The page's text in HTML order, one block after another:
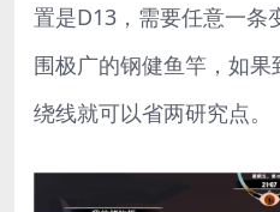
置是D13，需要任意一条
围极广的钢健鱼竿，如
绕线就可以省两研究点。